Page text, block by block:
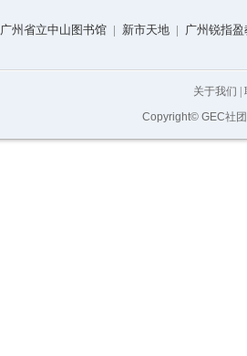
广州省立中山图书馆 | 新市天地 | 广州锐指
关于我们 |
Copyright© GEC社